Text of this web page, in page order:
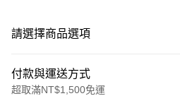
請選擇商品選項
付款與運送方式
超取滿NT$1,500免運